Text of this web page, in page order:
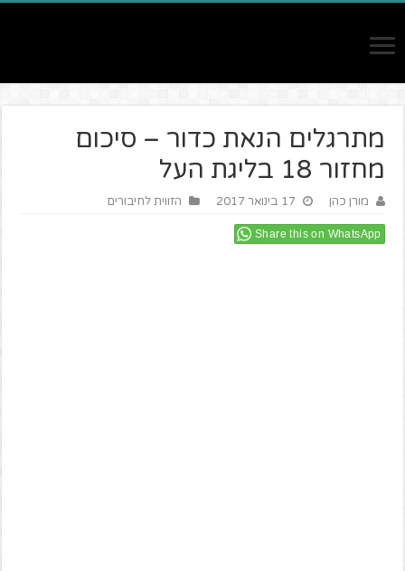
מתרגלים הנאת כדור – סיכום
מחזור 18 בליגת העל
מורן כהן 17 בינואר 2017 הזווית לחיבורים
Share this on WhatsApp